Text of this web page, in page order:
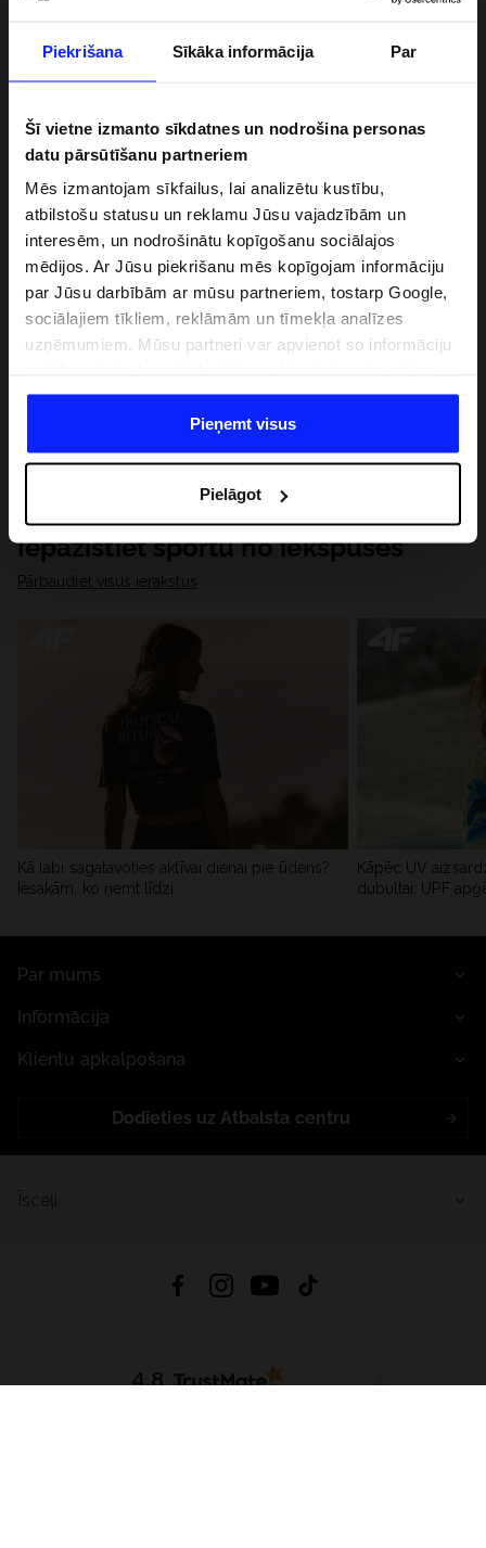
Piekrišana Sīkāka informācija Par
Šī vietne izmanto sīkdatnes un nodrošina personas
datu pārsūtīšanu partneriem
Mēs izmantojam sīkfailus, lai analizētu kustību,
atbilstošu statusu un reklamu Jūsu vajadzībām un
interesēm, un nodrošinātu kopīgošanu sociālajos
mēdijos. Ar Jūsu piekrišanu mēs kopīgojam informāciju
par Jūsu darbībām ar mūsu partneriem, tostarp Google,
sociālajiem tīkliem, reklāmām un tīmekļa analīzes
uzņēmumiem. Mūsu partneri var apvienot so informāciju
datiem, ko viņi iegūst, izmantojot viņu pakalpojumus. Ar
Jūsu atļauju, mēs varam pārsūtīt Jūsu personas datus
saviem partneriem, lai uzlabotu veidu, kadā tiek rādīta
saturu un uzlabotu mūsu partneru piedāvātos risinajumus
( piem. socialos tīklus). Detalizētu informāciju var atrast
mūsu Privātuma politikā un sadaļā "Detaļas".
Pieņemt visus
Pielāgot
Iepazīstiet sportu no iekšpuses
Pārbaudiet visus ierakstus
Kā labi sagatavoties aktīvai dienai pie ūdens?
Iesakām, ko ņemt līdzi
Kāpēc UV
dubultai: UPF
Par mums
Informācija
Klientu apkalpošana
Dodieties uz Atbalsta centru
4.8